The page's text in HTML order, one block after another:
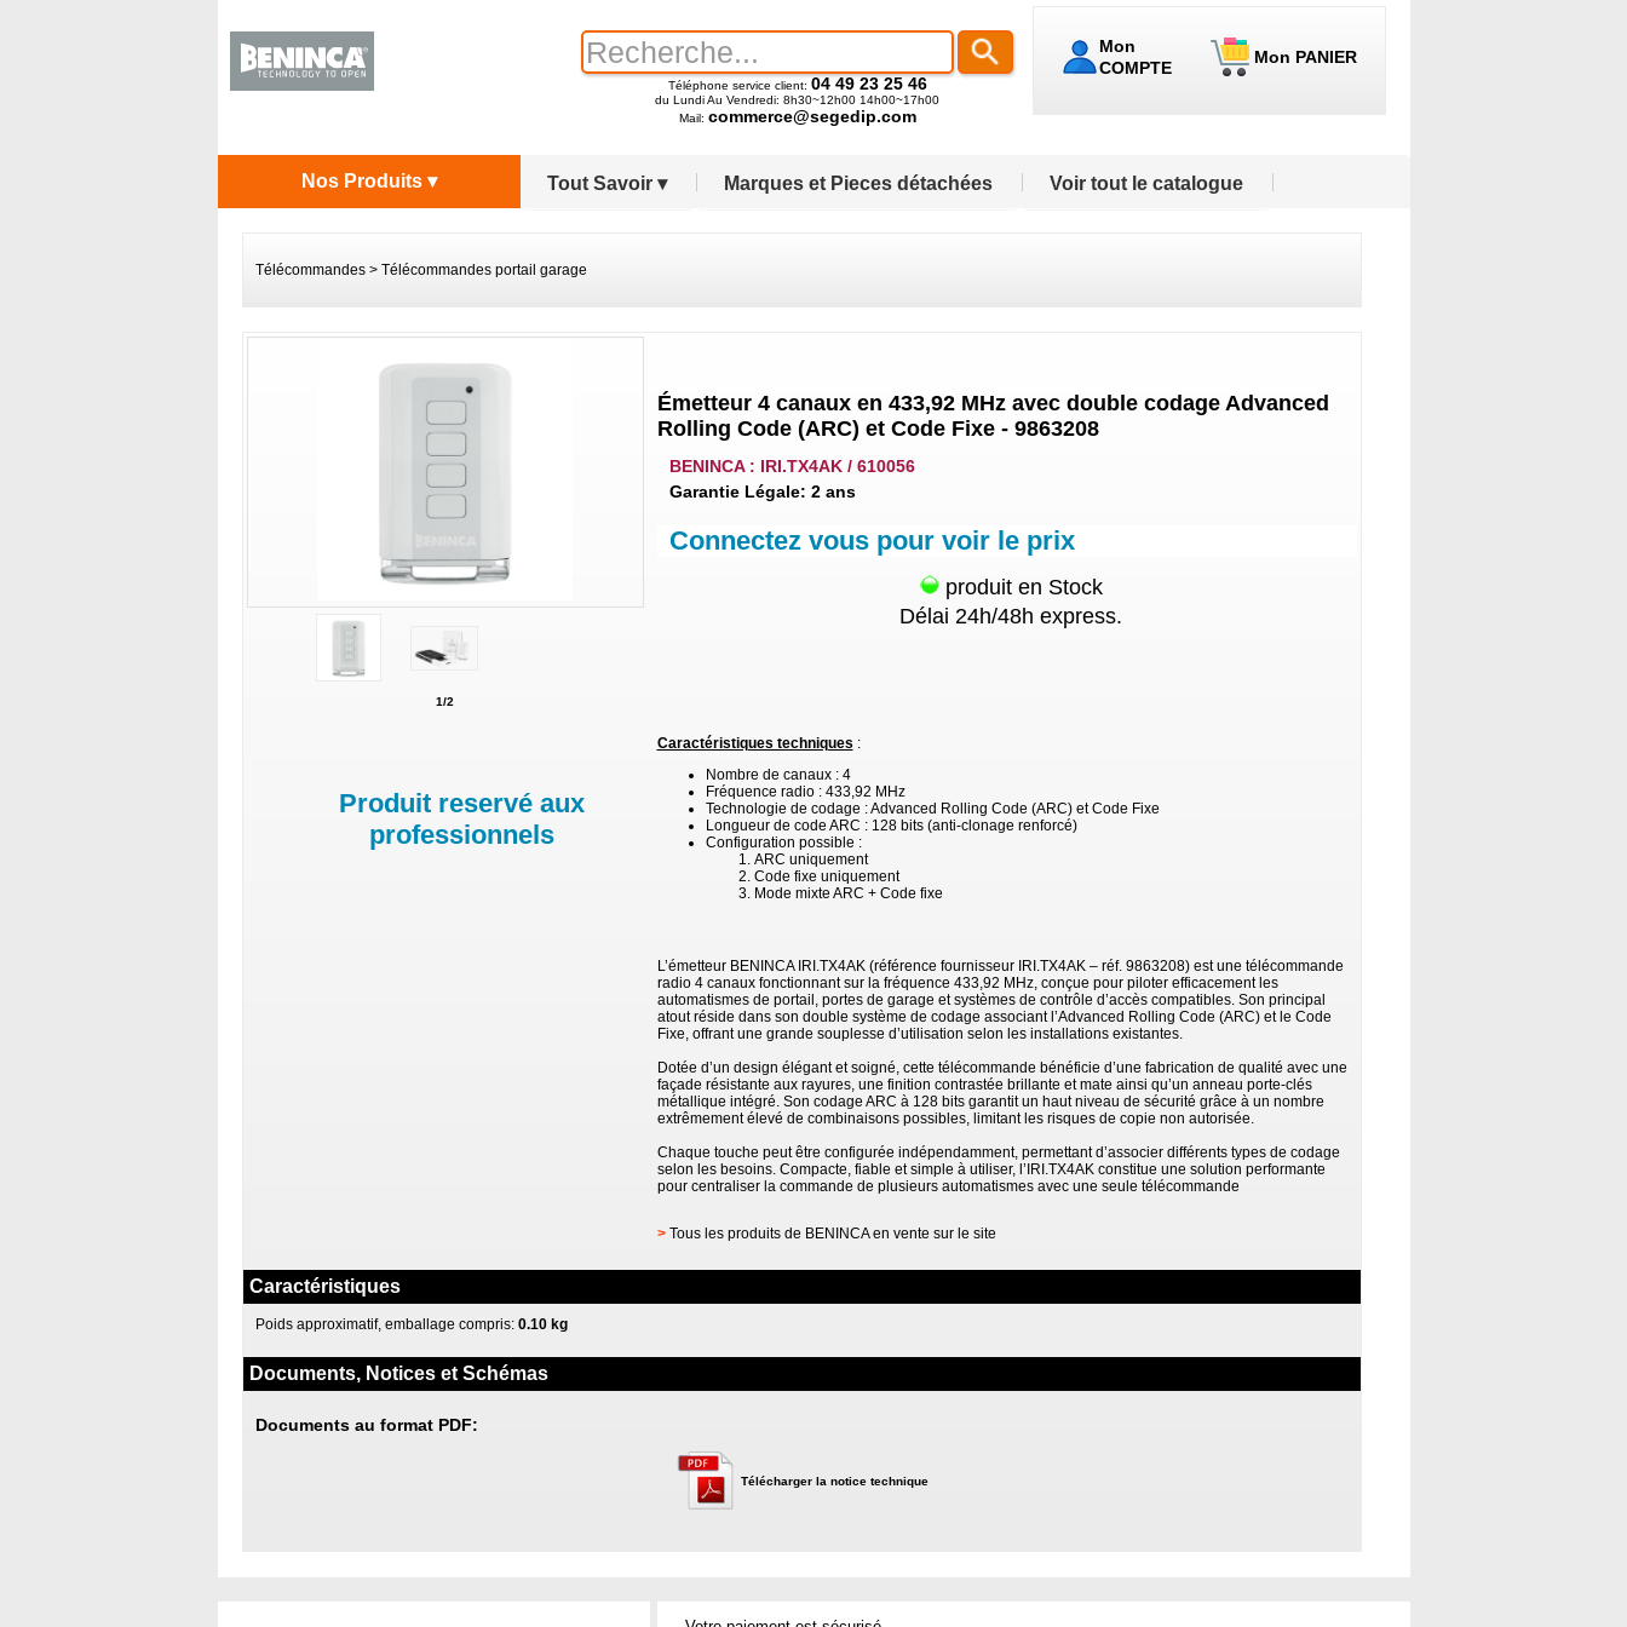
Mon
COMPTE
Mon PANIER
Téléphone service client: 04 49 23 25 46
du Lundi Au Vendredi: 8h30~12h00 14h00~17h00
Mail: commerce@segedip.com
Tout Savoir ▾ Marques et Pieces détachées Voir tout le catalogue
Nos Produits ▾
Télécommandes> Télécommandes portail garage
1/2
Émetteur 4 canaux en 433,92 MHz avec double codage Advanced
Rolling Code (ARC) et Code Fixe - 9863208
BENINCA : IRI.TX4AK / 610056
Garantie Légale: 2 ans
Connectez vous pour voir le prix
produit en Stock
Délai 24h/48h express.
Produit reservé aux
professionnels
Caractéristiques techniques :
Nombre de canaux : 4
Fréquence radio : 433,92 MHz
Technologie de codage : Advanced Rolling Code (ARC) et Code Fixe
Longueur de code ARC : 128 bits (anti-clonage renforcé)
Configuration possible :
ARC uniquement
Code fixe uniquement
Mode mixte ARC + Code fixe
L’émetteur BENINCA IRI.TX4AK (référence fournisseur IRI.TX4AK – réf. 9863208) est une télécommande
radio 4 canaux fonctionnant sur la fréquence 433,92 MHz, conçue pour piloter efficacement les
automatismes de portail, portes de garage et systèmes de contrôle d’accès compatibles. Son principal
atout réside dans son double système de codage associant l’Advanced Rolling Code (ARC) et le Code
Fixe, offrant une grande souplesse d’utilisation selon les installations existantes.
Dotée d’un design élégant et soigné, cette télécommande bénéficie d’une fabrication de qualité avec une
façade résistante aux rayures, une finition contrastée brillante et mate ainsi qu’un anneau porte-clés
métallique intégré. Son codage ARC à 128 bits garantit un haut niveau de sécurité grâce à un nombre
extrêmement élevé de combinaisons possibles, limitant les risques de copie non autorisée.
Chaque touche peut être configurée indépendamment, permettant d’associer différents types de codage
selon les besoins. Compacte, fiable et simple à utiliser, l’IRI.TX4AK constitue une solution performante
pour centraliser la commande de plusieurs automatismes avec une seule télécommande
> Tous les produits de BENINCA en vente sur le site
Caractéristiques
Poids approximatif, emballage compris:0.10 kg
Documents, Notices et Schémas
Documents au format PDF:
Télécharger la notice technique